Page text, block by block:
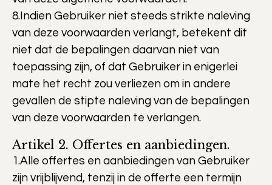
8.Indien Gebruiker niet steeds strikte naleving
van deze voorwaarden verlangt, betekent dit
niet dat de bepalingen daarvan niet van
toepassing zijn, of dat Gebruiker in enigerlei
mate het recht zou verliezen om in andere
gevallen de stipte naleving van de bepalingen
van deze voorwaarden te verlangen.
Artikel 2. Offertes en aanbiedingen.
1.Alle offertes en aanbiedingen van Gebruiker
zijn vrijblijvend, tenzij in de offerte een termijn